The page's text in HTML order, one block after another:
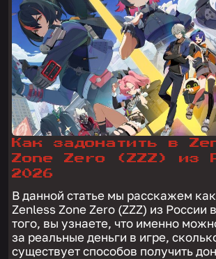
Как задонатить в
Zone Zero (ZZZ) из
2026
В данной статье мы расскажем
Zenless Zone Zero (ZZZ) из России
того, вы узнаете, что именно
за реальные деньги в игре,
существует способов получить